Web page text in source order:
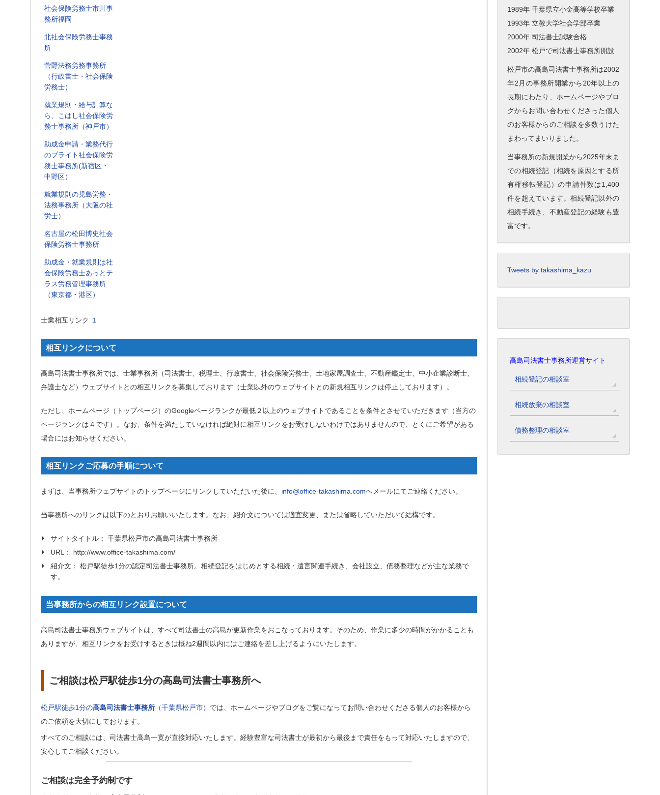
社会保険労務士市川事
務所福岡
北社会保険労務士事務
所
菅野法務労務事務所
（行政書士・社会保険
労務士）
就業規則・給与計算な
ら、こはし社会保険労
務士事務所（神戸市）
助成金申請・業務代行
のプライト社会保険労
務士事務所(新宿区・
中野区）
就業規則の児島労務・
法務事務所（大阪の社
労士）
名古屋の松田博史社会
保険労務士事務所
助成金・就業規則は社
会保険労務士あっとテ
ラス労務管理事務所
（東京都・港区）
士業相互リンク １
相互リンクについて
高島司法書士事務所では、士業事務所（司法書士、税理士、行政書士、社会保険労務士、土地家屋調査士、不動産鑑定士、中小企業診断士、
弁護士など）ウェブサイトとの相互リンクを募集しております（士業以外のウェブサイトとの新規相互リンクは停止しております）。
ただし、 ホームページ（トップページ）のGoogleページランクが最低２以上のウェブサイトであること を条件とさせていただきます（当方の
ページランクは４です）。なお、条件を満たしていなければ絶対に相互リンクをお受けしないわけではありませんので、とくにご希望がある
場合にはお知らせください。
相互リンクご応募の手順について
まずは、当事務所ウェブサイトのトップページにリンクしていただいた後に、 info@office-takashima.comへメールにてご連絡ください。
当事務所へのリンクは以下のとおりお願いいたします。なお、紹介文については適宜変更、または省略していただいて結構です。
サイトタイトル： 千葉県松戸市の高島司法書士事務所
URL： http://www.office-takashima.com/
紹介文： 松戸駅徒歩1分の認定司法書士事務所。相続登記をはじめとする相続・遺言関連手続き、会社設立、債務整理などが主な業務で
す。
当事務所からの相互リンク設置について
高島司法書士事務所ウェブサイトは、すべて司法書士の高島が更新作業をおこなっております。そのため、作業に多少の時間がかかることも
ありますが、相互リンクをお受けするときは概ね2週間以内にはご連絡を差し上げるようにいたします。
ご相談は松戸駅徒歩1分の高島司法書士事務所へ
松戸駅徒歩1分の高島司法書士事務所 （千葉県松戸市） では、ホームページやブログをご覧になってお問い合わせくださる個人のお客様から
のご依頼を大切にしております。
すべてのご相談には、司法書士高島一寛が直接対応いたします。経験豊富な司法書士が最初から最後まで責任をもって対応いたしますので、
安心してご相談ください。
ご相談は完全予約制です
1989年 千葉県立小金高等学校卒業
1993年 立教大学社会学部卒業
2000年 司法書士試験合格
2002年 松戸で司法書士事務所開設
松戸市の高島司法書士事務所は2002
年2月の事務所開業から20年以上の
長期にわたり、ホームページやブロ
グからお問い合わせくださった個人
のお客様からのご相談を多数うけた
まわってまいりました。
当事務所の新規開業から2025年末ま
での相続登記（相続を原因とする所
有権移転登記）の申請件数は1,400
件を超えています。相続登記以外の
相続手続き、不動産登記の経験も豊
富です。
Tweets by takashima_kazu
高島司法書士事務所運営サイト
相続登記の相談室
相続放棄の相談室
債務整理の相談室